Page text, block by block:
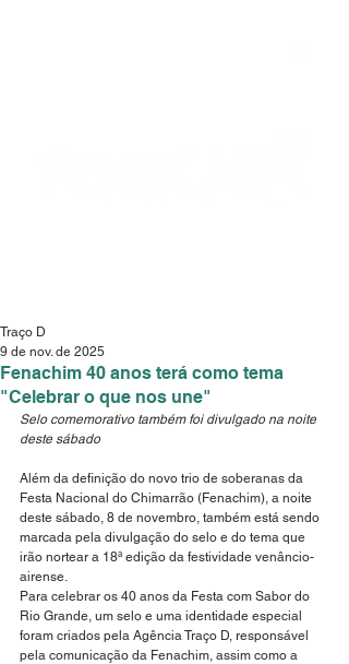
Fenachim 40 anos terá como tema
"Celebrar o que nos une"
Traço D
9 de nov. de 2025
Selo comemorativo também foi divulgado na noite
deste sábado
Além da definição do novo trio de soberanas da
Festa Nacional do Chimarrão (Fenachim), a noite
deste sábado, 8 de novembro, também está sendo
marcada pela divulgação do selo e do tema que
irão nortear a 18ª edição da festividade venâncio-
airense.
Para celebrar os 40 anos da Festa com Sabor do
Rio Grande, um selo e uma identidade especial
foram criados pela Agência Traço D, responsável
pela comunicação da Fenachim, assim como a